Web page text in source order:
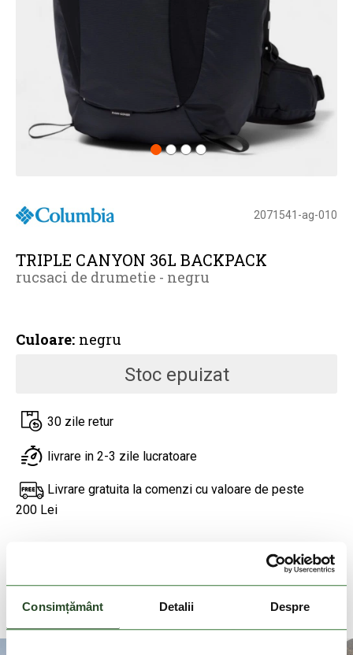
Consimțământ Detalii Despre
DETALII PRODUS
2071541-ag-010
TRIPLE CANYON 36L BACKPACK
rucsaci de drumetie - negru
Culoare: negru
Stoc epuizat
30 zile retur
livrare in 2-3 zile lucratoare
Livrare gratuita la comenzi cu valoare de peste
200 Lei